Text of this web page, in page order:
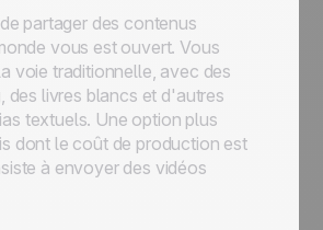
partager des contenus
vous est ouvert. Vous
voie traditionnelle, avec des
des livres blancs et d'autres
textuels. Une option plus
dont le coût de production est
à envoyer des vidéos